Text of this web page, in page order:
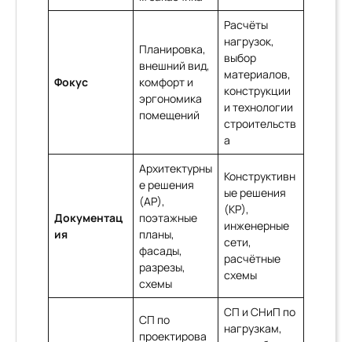
Фокус
Планировка,
внешний вид,
комфорт и
эргономика
помещений
Расчёты
нагрузок,
выбор
материалов,
конструкции
и технологии
строительств
а
Документац
ия
Архитектурны
е решения
(АР),
поэтажные
планы,
фасады,
разрезы,
схемы
Конструктивн
ые решения
(КР),
инженерные
сети,
расчётные
схемы
СП по
проектирова
СП и СНиП по
нагрузкам,